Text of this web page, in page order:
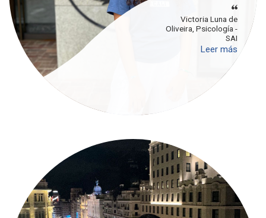
Victoria Luna de
Oliveira, Psicología -
SAI
Leer más